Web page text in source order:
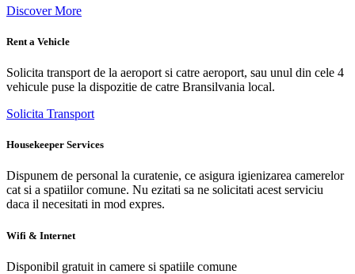
Discover More
Rent a Vehicle
Solicita transport de la aeroport si catre aeroport, sau unul din cele 4
vehicule puse la dispozitie de catre Bransilvania local.
Solicita Transport
Housekeeper Services
Dispunem de personal la curatenie, ce asigura igienizarea camerelor
cat si a spatiilor comune. Nu ezitati sa ne solicitati acest serviciu
daca il necesitati in mod expres.
Wifi & Internet
Disponibil gratuit in camere si spatiile comune